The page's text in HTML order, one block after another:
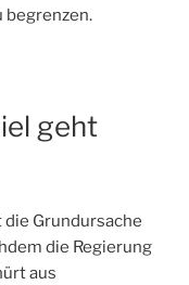
begrenzen.
geht
die Grundursache
die Regierung
aus